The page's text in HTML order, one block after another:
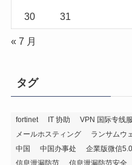
30 31
« 7 月
タグ
fortinet IT 协助 VPN 国际专线
メールホスティング
ランサムウ
中国
中国办事处 企業版微信